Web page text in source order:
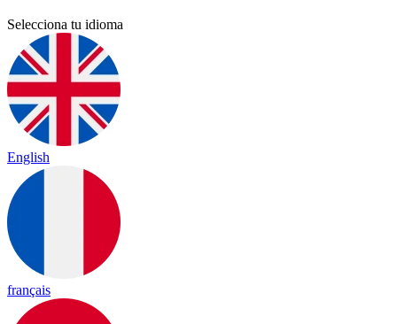
Selecciona tu idioma
English
français